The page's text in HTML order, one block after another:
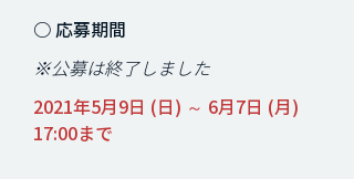
○ ​応募期間
※公募は終了しました
2021年5月9日 (日) ～ 6月7日 (月 )
17:00まで